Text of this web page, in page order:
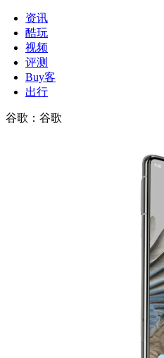
资讯
酷玩
视频
评测
Buy客
出行
谷歌 ： 谷歌